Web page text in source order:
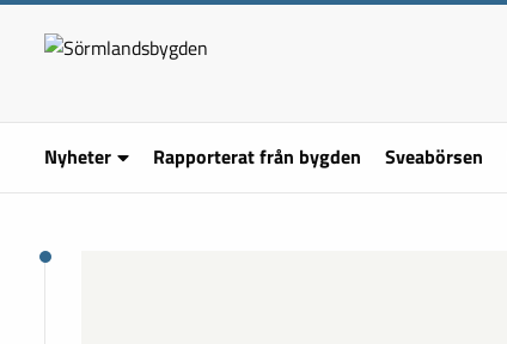
Nyheter Rapporterat från bygden Sveabörsen